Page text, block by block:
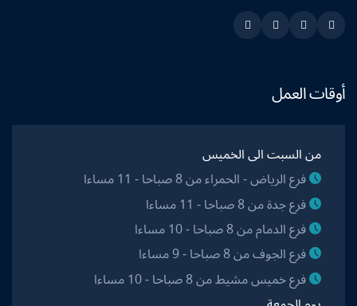
Snapchat
Twitter
Linkedin
Instagram
أوقات العمل
من السبت الى الخميس
فرع الرياض - الحمراء من 8 صباحا - 11 مساءا
فرع جدة من 8 صباحا - 11 مساءا
فرع الدمام من 8 صباحا - 10 مساءا
فرع الجوف من 8 صباحا - 9 مساءا
فرع خميس مشيط من 8 صباحا - 10 مساءا